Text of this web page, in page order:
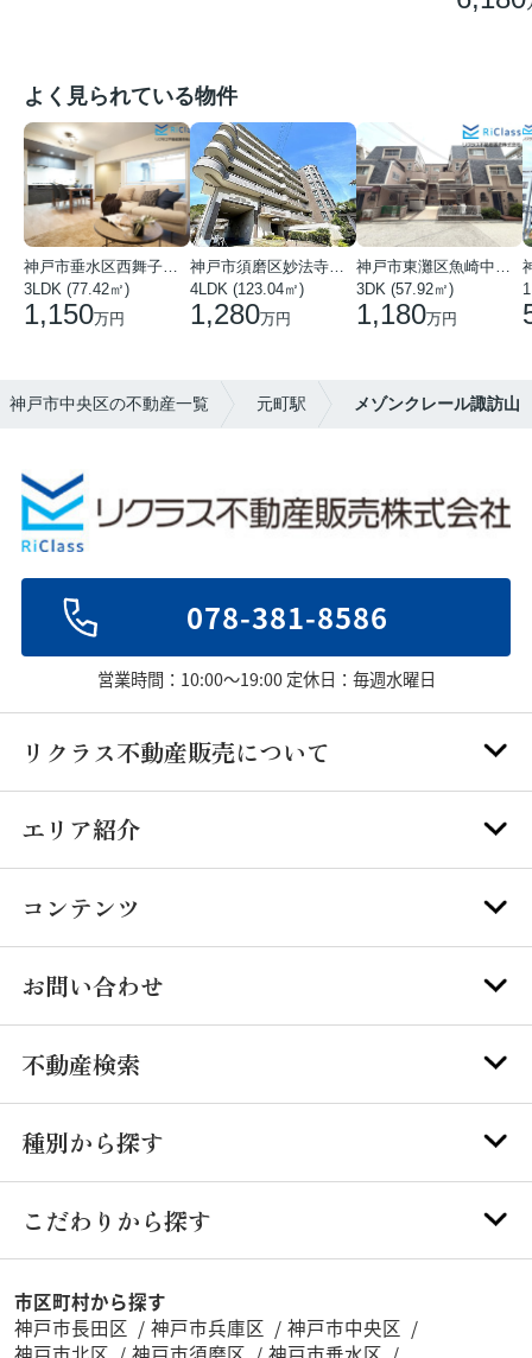
よく見られている物件
神戸市垂水区西舞子１丁目
3LDK (77.42㎡)
1,150万円
神戸市須磨区妙法寺字岩山
4LDK (123.04㎡)
1,280万円
神戸市東灘区魚崎中町４丁目
3DK (57.92㎡)
1,180万円
神戸市中央区の不動産一覧 元町駅 メゾンクレール諏訪山
078-381-8586
営業時間：10:00～19:00 定休日：毎週水曜日
リクラス不動産販売について
エリア紹介
コンテンツ
お問い合わせ
不動産検索
種別から探す
こだわりから探す
市区町村から探す
神戸市長田区
神戸市兵庫区
神戸市中央区